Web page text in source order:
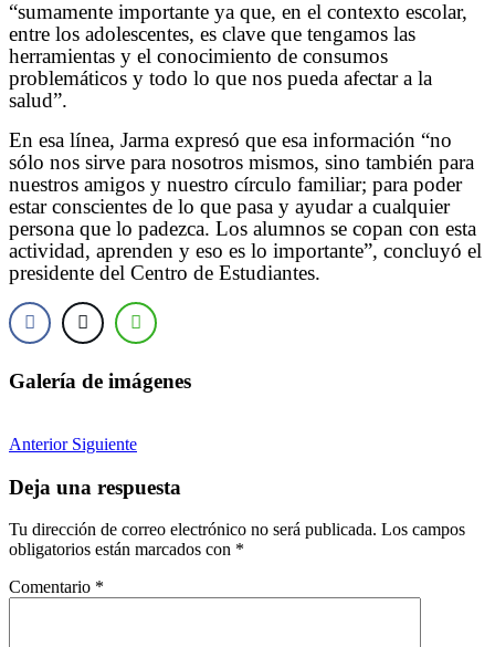
“sumamente importante ya que, en el contexto escolar,
entre los adolescentes, es clave que tengamos las
herramientas y el conocimiento de consumos
problemáticos y todo lo que nos pueda afectar a la
salud”.
En esa línea, Jarma expresó que esa información “no
sólo nos sirve para nosotros mismos, sino también para
nuestros amigos y nuestro círculo familiar; para poder
estar conscientes de lo que pasa y ayudar a cualquier
persona que lo padezca. Los alumnos se copan con esta
actividad, aprenden y eso es lo importante”, concluyó el
presidente del Centro de Estudiantes.
Galería de imágenes
Anterior Siguiente
Deja una respuesta
Tu dirección de correo electrónico no será publicada. Los campos
obligatorios están marcados con *
Comentario *